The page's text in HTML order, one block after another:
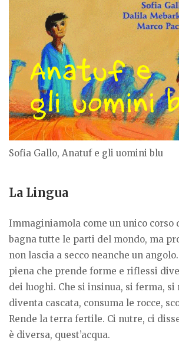
Sofia Gallo, Anatuf e gli uomini blu
La Lingua
Immaginiamola come un unico corso
bagna tutte le parti del mondo, ma
non lascia a secco neanche un
piena che prende forme e riflessi
dei luoghi. Che si insinua, si ferma, si
diventa cascata, consuma le rocce,
Rende la terra fertile. Ci nutre, ci
è diversa, quest’acqua.